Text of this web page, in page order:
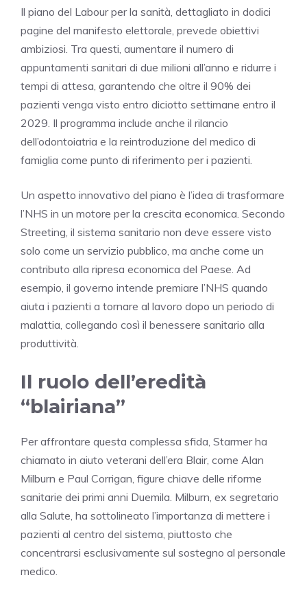
Il piano del Labour per la sanità, dettagliato in dodici
pagine del manifesto elettorale, prevede obiettivi
ambiziosi. Tra questi, aumentare il numero di
appuntamenti sanitari di due milioni all’anno e ridurre i
tempi di attesa, garantendo che oltre il 90% dei
pazienti venga visto entro diciotto settimane entro il
2029. Il programma include anche il rilancio
dell’odontoiatria e la reintroduzione del medico di
famiglia come punto di riferimento per i pazienti.
Un aspetto innovativo del piano è l’idea di trasformare
l’NHS in un motore per la crescita economica. Secondo
Streeting, il sistema sanitario non deve essere visto
solo come un servizio pubblico, ma anche come un
contributo alla ripresa economica del Paese. Ad
esempio, il governo intende premiare l’NHS quando
aiuta i pazienti a tornare al lavoro dopo un periodo di
malattia, collegando così il benessere sanitario alla
produttività.
Il ruolo dell’eredità
“blairiana”
Per affrontare questa complessa sfida, Starmer ha
chiamato in aiuto veterani dell’era Blair, come Alan
Milburn e Paul Corrigan, figure chiave delle riforme
sanitarie dei primi anni Duemila. Milburn, ex segretario
alla Salute, ha sottolineato l’importanza di mettere i
pazienti al centro del sistema, piuttosto che
concentrarsi esclusivamente sul sostegno al personale
medico.